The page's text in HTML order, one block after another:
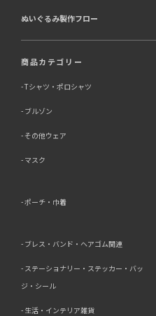
ぬいぐるみ製作フロー
商品カテゴリー
Tシャツ・ポロシャツ
ブルゾン
その他ウェア
マスク
ポーチ・巾着
ブレス・バンド・ヘアゴム関連
ステーショナリー・ステッカー・バッ
ジ・シール
生活・インテリア雑貨